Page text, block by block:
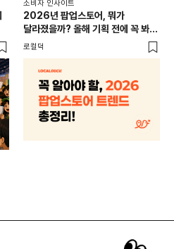
소비자 인사이트
2026년 팝업스토어, 뭐가
달라졌을까? 올해 기획 전에 꼭 봐야
할 트렌드 4가지
로컬덕